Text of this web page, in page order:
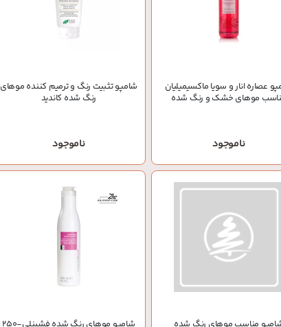
عصاره انار و سویا ماکسیمیلیان
موهای خشک و رنگ شده
ناموجود
شامپو تثبیت رنگ و ترمیم کننده موهای
رنگ شده کاندید
ناموجود
مناسب موهای رنگ شده
شامپو موهای رنگ شده فشینلی-250